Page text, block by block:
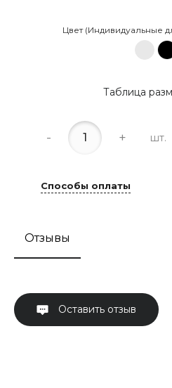
Цвет (Индивидуальные
Таблица
- + шт.
Способы оплаты
Отзывы
Оставить отзыв